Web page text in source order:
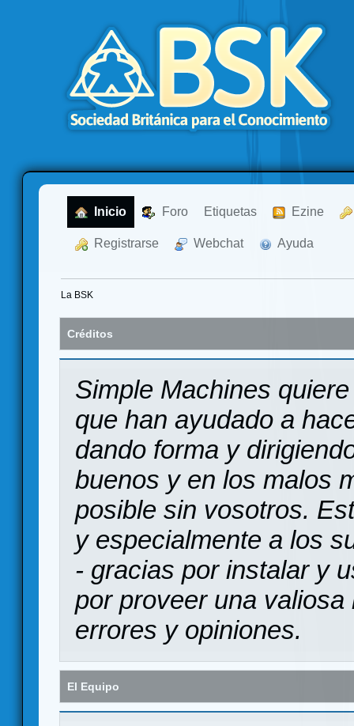
Inicio Foro Etiquetas Ezine
Registrarse Webchat Ayuda
La BSK
Créditos
Simple Machines
que han ayudado a
dando forma y
buenos y en los malos
posible sin vosotros.
y especialmente a los
- gracias por instalar y
por proveer una
errores y opiniones.
El Equipo